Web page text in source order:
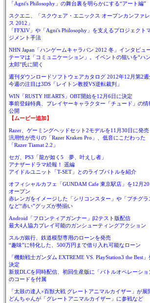
「Agni's Philosophy」の舞台裏を明らかにする“アート編”
スクエニ、「スクウェア・エニックス オープンカンファ
ス 2012」
「FFXIV」や「Agni's Philosophy」を支えるプロジェクト
ジメント手法
NHN Japan「ハンゲームキャラバン 2012 冬」インタビュ
テーマは「コミュニケーション」。イベントの狙いを“ハ
太郎”氏に聞く
週刊ダウンロードソフトウェアカタログ 2012年12月第2週
今週の注目は3DS「レイトン教授VS逆転裁判」
WIN「RUSTY HEARTS」OBT開始を12月6日に決定
事前登録特典、プレイヤーキャラクター「チュード」の情
公開
【ムービー追加】
Razer、ゲーミングヘッドセット2モデルを11月30日に発売
汎用性が売りの「Razer Kraken Pro」、低音にこだわった
「Razer Tiamat 2.2」
セガ、PS3「龍が如く5 夢、叶えし者」
アナザードラマ続報！ 遥編
アイドルユニット「T-SET」とのライブバトルを紹介
オフィシャルカフェ「GUNDAM Cafe 東京駅店」を12月
オープン
赤レンガをイメージした「シリコンスター」や「プチグラ
など“赤い”グッズが勢揃い
Android「フロンティアガンナー」β2テスト版配信
最大4人協力プレイ可能のガンシューティングアクション
スルガ銀行、鉄道模型専用のローンを発売
“趣味”に特化した、500万円まで借り入れ可能なローン
「機動戦士ガンダム EXTREME VS. PlayStation3 the Best」
決定
新規DLCを同時配信、初回生産版に「バトルオペレーショ
のコードを付属
「太鼓の達人×百獣大戦 グレートアニマルカイザー」が展
どんちゃんが「グレートアニマルカイザー」に参戦など